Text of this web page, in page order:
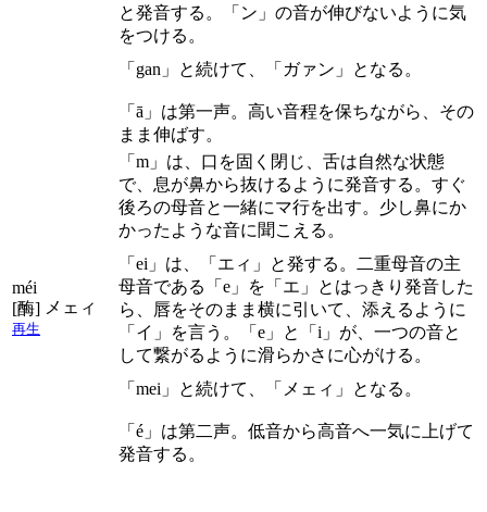
と発音する。「ン」の音が伸びないように気
をつける。
「gan」と続けて、「ガァン」となる。
「ā」は第一声。高い音程を保ちながら、その
まま伸ばす。
méi
[酶]
再生
メェィ
「m」は、口を固く閉じ、舌は自然な状態
で、息が鼻から抜けるように発音する。すぐ
後ろの母音と一緒にマ行を出す。少し鼻にか
かったような音に聞こえる。
「ei」は、「エィ」と発する。二重母音の主
母音である「e」を「エ」とはっきり発音した
ら、唇をそのまま横に引いて、添えるように
「イ」を言う。「e」と「i」が、一つの音と
して繋がるように滑らかさに心がける。
「mei」と続けて、「メェィ」となる。
「é」は第二声。低音から高音へ一気に上げて
発音する。